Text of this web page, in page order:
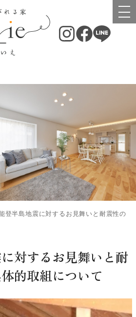
登半島地震に対するお見舞いと耐震性の
対するお見舞いと耐
的取組について